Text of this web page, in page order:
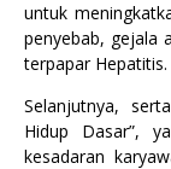
untuk
penyebab, gejala
terpapar Hepatitis.
Selanjutnya,
Hidup Dasar”,
kesadaran